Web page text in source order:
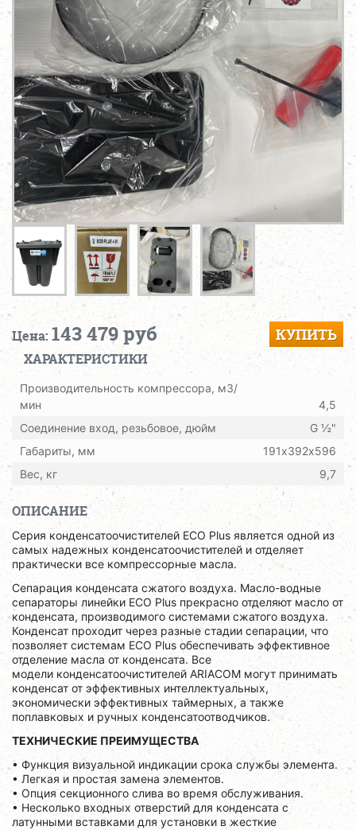
Цена: 143 479 руб КУПИТЬ
ХАРАКТЕРИСТИКИ
Производительность компрессора, м3/
мин
4,5
Соединение вход, резьбовое, дюйм
G ½"
Габариты, мм
191х392х596
Вес, кг
9,7
ОПИСАНИЕ
Серия конденсатоочистителей ECO Plus является одной из
самых надежных конденсатоочистителей и отделяет
практически все компрессорные масла.
Сепарация конденсата сжатого воздуха. Масло-водные
сепараторы линейки ECO Plus прекрасно отделяют масло от
конденсата, производимого системами сжатого воздуха.
Конденсат проходит через разные стадии сепарации, что
позволяет системам ECO Plus обеспечивать эффективное
отделение масла от конденсата. Все
модели конденсатоочистителей ARIACОМ могут принимать
конденсат от эффективных интеллектуальных,
экономически эффективных таймерных, а также
поплавковых и ручных конденсатоотводчиков.
ТЕХНИЧЕСКИЕ ПРЕИМУЩЕСТВА
• Функция визуальной индикации срока службы элемента.
• Легкая и простая замена элементов.
• Опция секционного слива во время обслуживания.
• Несколько входных отверстий для конденсата с
латунными вставками для установки в жесткие